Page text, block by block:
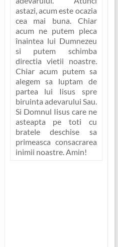
astazi, acum este ocazia
cea mai buna. Chiar
acum ne putem pleca
înaintea lui Dumnezeu
si putem schimba
directia vietii noastre.
Chiar acum putem sa
alegem sa luptam de
partea lui Iisus spre
biruinta adevarului Sau.
Si Domnul Iisus care ne
asteapta pe toti cu
bratele deschise sa
primeasca consacrarea
inimii noastre. Amin!